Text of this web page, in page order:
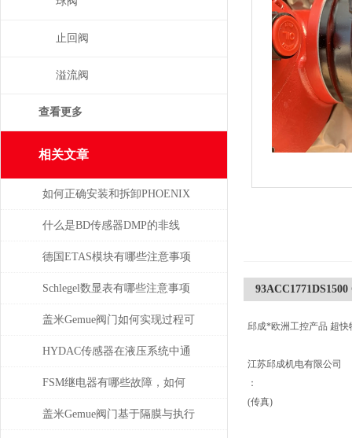
止回阀
溢流阀
查看更多
相关文章
如何正确安装和拆卸PHOENIX
菲尼克斯连接器？
什么是BD传感器DMP的非线
性，怎么产生的？
德国ETAS模块有哪些注意事项
Schlegel数显表有哪些注意事项
盖米Gemue阀门如何实现过程可
视化与远程监控？
HYDAC传感器在液压系统中通
常承担哪些具体任务？
FSM继电器有哪些故障，如何
解决
盖米Gemue阀门基于隔膜与执行
邱成*欧洲工控产品 超
江苏邱成机电有限公司
：
(传真)